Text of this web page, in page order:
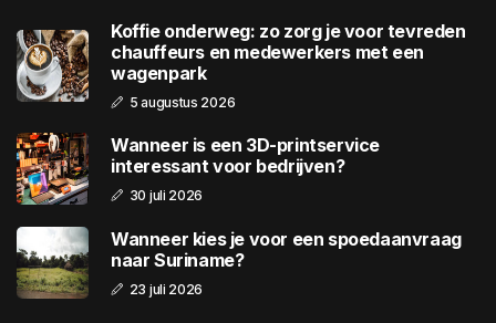
Koffie onderweg: zo zorg je voor tevreden
chauffeurs en medewerkers met een
wagenpark
5 augustus 2026
Wanneer is een 3D-printservice
interessant voor bedrijven?
30 juli 2026
Wanneer kies je voor een spoedaanvraag
naar Suriname?
23 juli 2026